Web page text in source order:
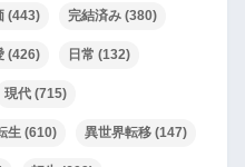
となるよう
(443) 完結済み (380)
(426) 日常 (132)
現代 (715)
生 (610) 異世界転移 (147)